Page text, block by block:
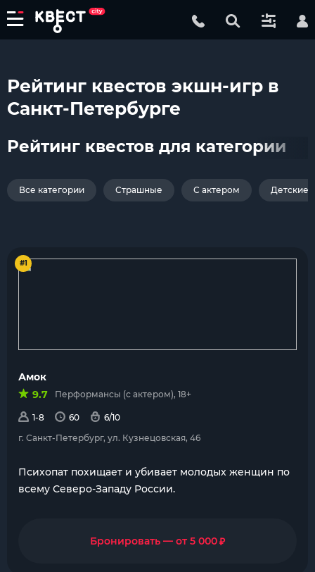
Рейтинг квестов экшн-игр в
Санкт-Петербурге
Рейтинг квестов для категории
Все категории Страшные С актером Детские
#1
Амок
9.7
Перформансы (с актером), 18+
1-8 60
6/10
г. Санкт-Петербург, ул. Кузнецовская, 46
Психопат похищает и убивает молодых женщин по
всему Северо-Западу России.
Бронировать — от 5 000₽